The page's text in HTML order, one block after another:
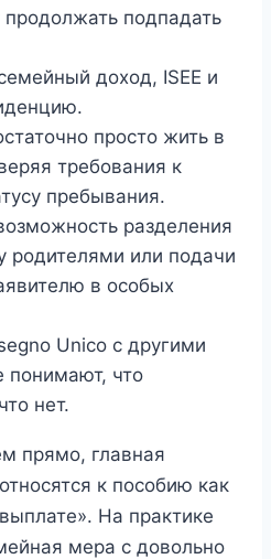
подпадать
доход, ISEE и
просто жить в
требования к
пребывания.
разделения
или подачи
в особых
Unico с другими
понимают, что
нет.
прямо, главная
к пособию как
На практике
мера с довольно